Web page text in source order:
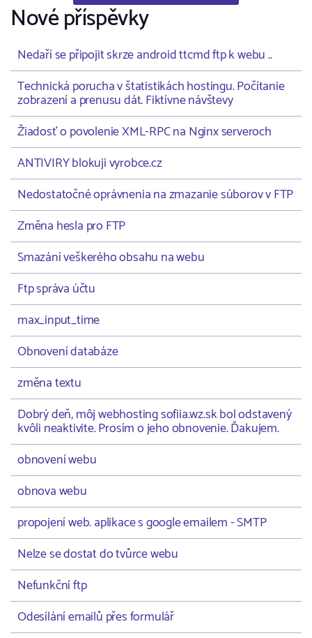
Nové příspěvky
Nedaří se připojit skrze android ttcmd ftp k webu ..
Technická porucha v štatistikách hostingu. Počítanie
zobrazení a prenusu dát. Fiktívne návštevy
Žiadosť o povolenie XML-RPC na Nginx serveroch
ANTIVIRY blokuji vyrobce.cz
Nedostatočné oprávnenia na zmazanie súborov v FTP
Změna hesla pro FTP
Smazání veškerého obsahu na webu
Ftp správa účtu
max_input_time
Obnovení databáze
změna textu
Dobrý deň, môj webhosting sofiia.wz.sk bol odstavený
kvôli neaktivite. Prosím o jeho obnovenie. Ďakujem.
obnovení webu
obnova webu
propojení web. aplikace s google emailem - SMTP
Nelze se dostat do tvůrce webu
Nefunkční ftp
Odesílání emailů přes formulář